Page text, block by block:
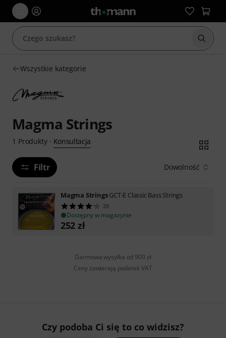
Wszystkie kategorie
Magma Strings
1 Produkty· Konsultacja
Filtr Dowolność
Magma StringsGCT-E Classic Bass Strings
28
Dostępny w magazynie
252 zł
Darmowa wysyłka od 900 zł
Ceny zawierają podatek VAT
Czy podoba Ci się to co widzisz?